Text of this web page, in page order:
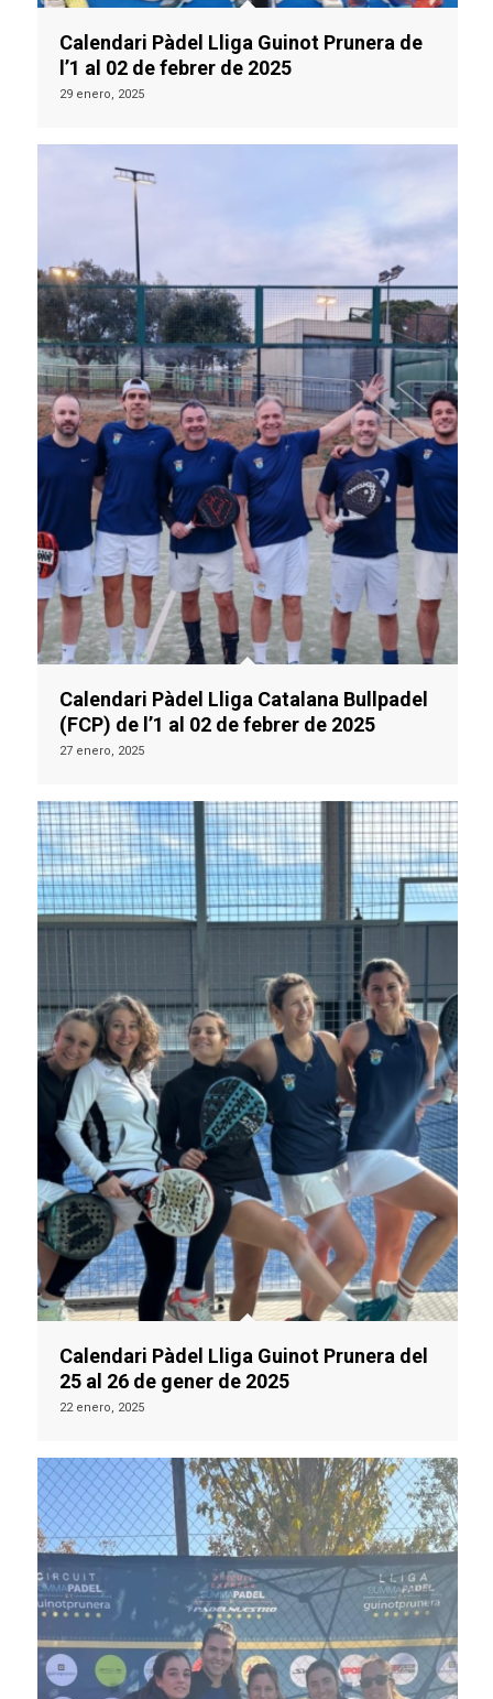
Calendari Pàdel Lliga Guinot Prunera de
l’1 al 02 de febrer de 2025
29 enero, 2025
Calendari Pàdel Lliga Catalana Bullpadel
(FCP) de l’1 al 02 de febrer de 2025
27 enero, 2025
Calendari Pàdel Lliga Guinot Prunera del
25 al 26 de gener de 2025
22 enero, 2025